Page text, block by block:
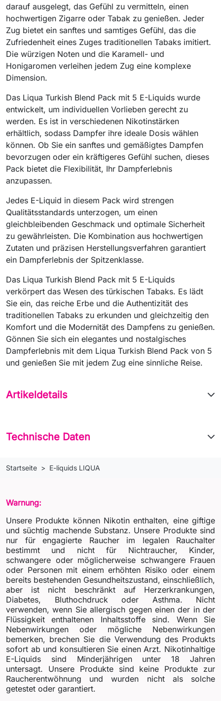
darauf ausgelegt, das Gefühl zu vermitteln, einen
hochwertigen Zigarre oder Tabak zu genießen. Jeder
Zug bietet ein sanftes und samtiges Gefühl, das die
Zufriedenheit eines Zuges traditionellen Tabaks imitiert.
Die würzigen Noten und die Karamell- und
Honigaromen verleihen jedem Zug eine komplexe
Dimension.
Das Liqua Turkish Blend Pack mit 5 E-Liquids wurde
entwickelt, um individuellen Vorlieben gerecht zu
werden. Es ist in verschiedenen Nikotinstärken
erhältlich, sodass Dampfer ihre ideale Dosis wählen
können. Ob Sie ein sanftes und gemäßigtes Dampfen
bevorzugen oder ein kräftigeres Gefühl suchen, dieses
Pack bietet die Flexibilität, Ihr Dampferlebnis
anzupassen.
Jedes E-Liquid in diesem Pack wird strengen
Qualitätsstandards unterzogen, um einen
gleichbleibenden Geschmack und optimale Sicherheit
zu gewährleisten. Die Kombination aus hochwertigen
Zutaten und präzisen Herstellungsverfahren garantiert
ein Dampferlebnis der Spitzenklasse.
Das Liqua Turkish Blend Pack mit 5 E-Liquids
verkörpert das Wesen des türkischen Tabaks. Es lädt
Sie ein, das reiche Erbe und die Authentizität des
traditionellen Tabaks zu erkunden und gleichzeitig den
Komfort und die Modernität des Dampfens zu genießen.
Gönnen Sie sich ein elegantes und nostalgisches
Dampferlebnis mit dem Liqua Turkish Blend Pack von 5
und genießen Sie mit jedem Zug eine sinnliche Reise.
Artikeldetails
Technische Daten
Startseite E-liquids LIQUA
Warnung:
Unsere Produkte können Nikotin enthalten, eine giftige
und süchtig machende Substanz. Unsere Produkte sind
nur für engagierte Raucher im legalen Rauchalter
bestimmt und nicht für Nichtraucher, Kinder,
schwangere oder möglicherweise schwangere Frauen
oder Personen mit einem erhöhten Risiko oder einem
bereits bestehenden Gesundheitszustand, einschließlich,
aber ist nicht beschränkt auf Herzerkrankungen,
Diabetes, Bluthochdruck oder Asthma. Nicht
verwenden, wenn Sie allergisch gegen einen der in der
Flüssigkeit enthaltenen Inhaltsstoffe sind. Wenn Sie
Nebenwirkungen oder mögliche Nebenwirkungen
bemerken, brechen Sie die Verwendung des Produkts
sofort ab und konsultieren Sie einen Arzt. Nikotinhaltige
E-Liquids sind Minderjährigen unter 18 Jahren
untersagt. Unsere Produkte sind keine Produkte zur
Raucherentwöhnung und wurden nicht als solche
getestet oder garantiert.